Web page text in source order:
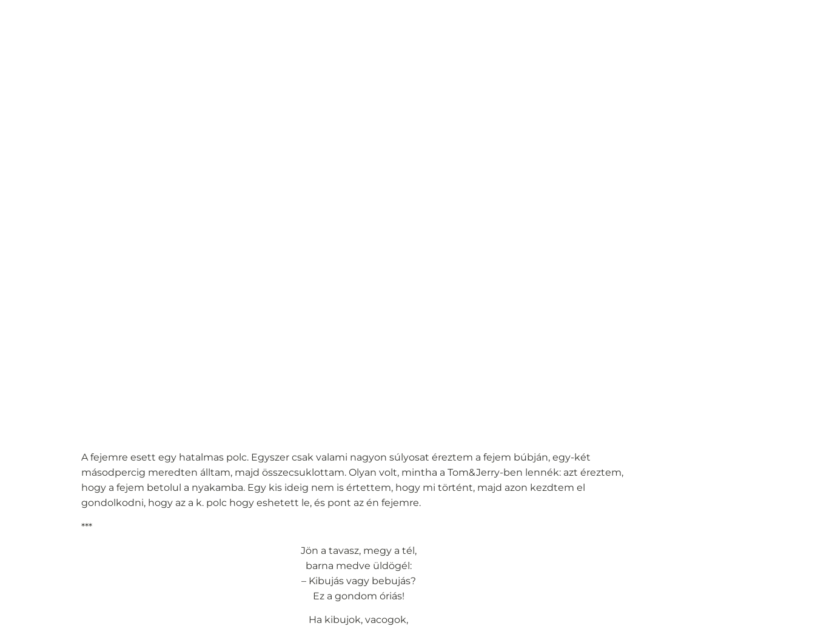
A fejemre esett egy hatalmas polc. Egyszer csak valami nagyon súlyosat éreztem a fejem búbján, egy-két
másodpercig meredten álltam, majd összecsuklottam. Olyan volt, mintha a Tom&Jerry-ben lennék: azt éreztem,
hogy a fejem betolul a nyakamba. Egy kis ideig nem is értettem, hogy mi történt, majd azon kezdtem el
gondolkodni, hogy az a k. polc hogy eshetett le, és pont az én fejemre.
***
Jön a tavasz, megy a tél,
barna medve üldögél:
– Kibujás vagy bebujás?
Ez a gondom óriás!
Ha kibujok, vacogok,